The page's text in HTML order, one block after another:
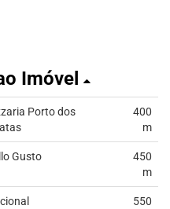
Imóvel
Porto dos
400
m
Gusto
450
m
550